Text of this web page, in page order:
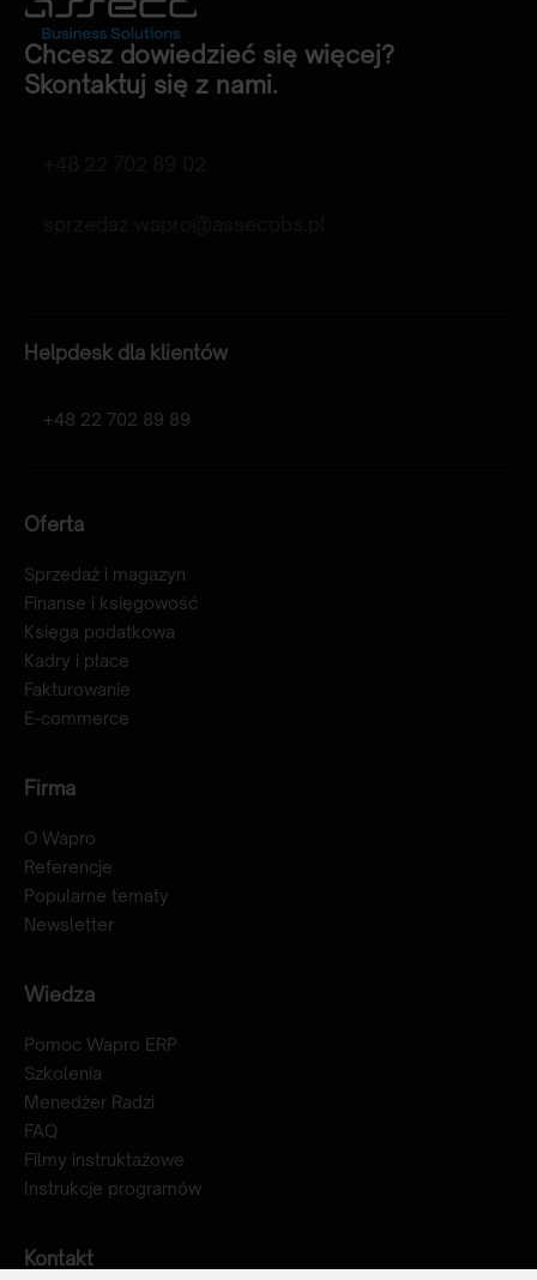
Chcesz dowiedzieć się więcej?
Skontaktuj się z nami.
Helpdesk dla klientów
+48 22 702 89 89
Oferta
Sprzedaż i magazyn
Finanse i księgowość
Księga podatkowa
Kadry i płace
Fakturowanie
E-commerce
Firma
O Wapro
Referencje
Popularne tematy
Newsletter
Wiedza
Pomoc Wapro ERP
Szkolenia
Menedżer Radzi
FAQ
Filmy instruktażowe
Instrukcje programów
Kontakt